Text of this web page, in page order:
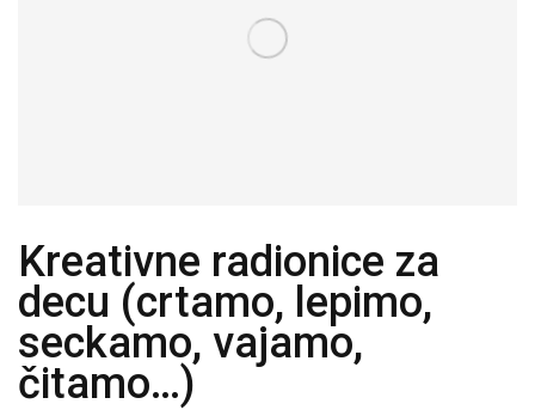
Kreativne radionice za
decu (crtamo, lepimo,
seckamo, vajamo,
čitamo…)